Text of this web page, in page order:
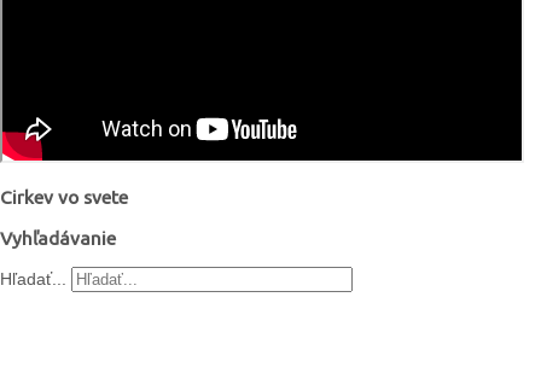
Cirkev vo svete
Vyhľadávanie
Hľadať...